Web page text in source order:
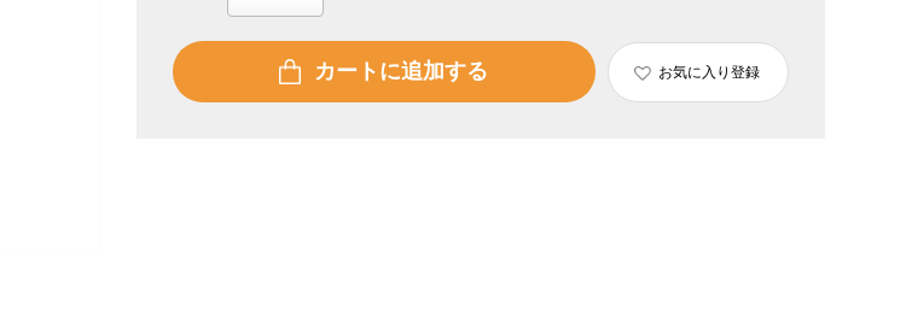
カートに追加する お気に入り登録